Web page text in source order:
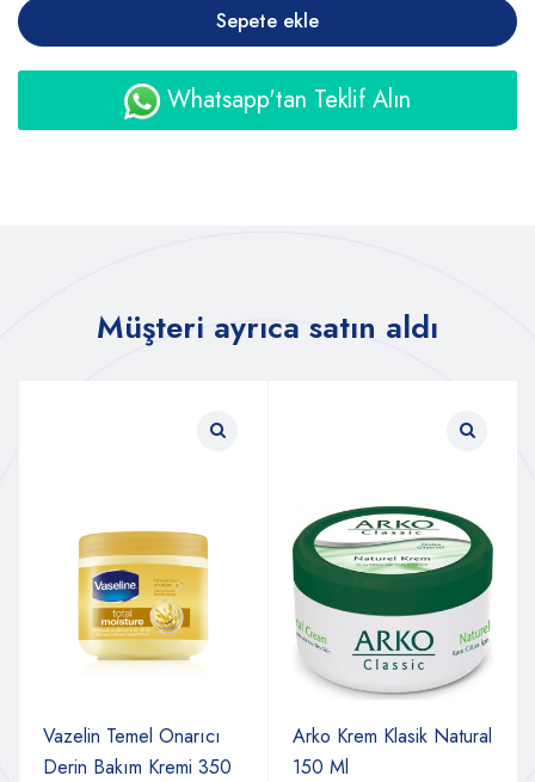
Sepete ekle
Whatsapp'tan Teklif Alın
Müşteri ayrıca satın aldı
Vazelin Temel Onarıcı
Derin Bakım Kremi 350
Arko Krem Klasik Natural
150 Ml